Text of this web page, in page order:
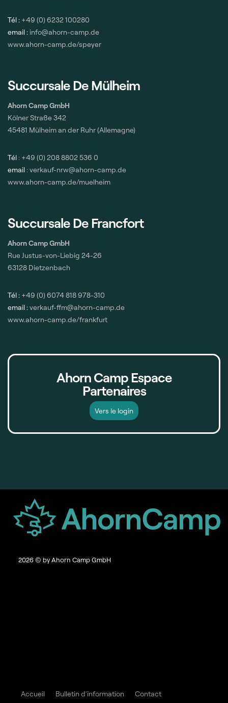
Tél : +49 (0) 6232 100280
email : info@ahorn-camp.de
www.ahorn-camp.de/speyer
Succursale De Mülheim
Ahorn Camp GmbH
Kölner Straße 342
45481 Mülheim an der Ruhr (Allemagne)
Tél : +49 (0) 208 8802 536 0
email :verkauf-nrw@ahorn-camp.de
www.ahorn-camp.de/muelheim
Succursale De Francfort
Ahorn Camp GmbH
Rue Justus-von-Liebig 24-26
63128 Dietzenbach
Tél : +49 (0) 6074 818 978-310
email :verkauf-ffm@ahorn-camp.de
www.ahorn-camp.de/frankfurt
Ahorn Camp Espace
Partenaires
Vers le login
2026© by Ahorn Camp GmbH
Accueil Bulletin d'information
Contact